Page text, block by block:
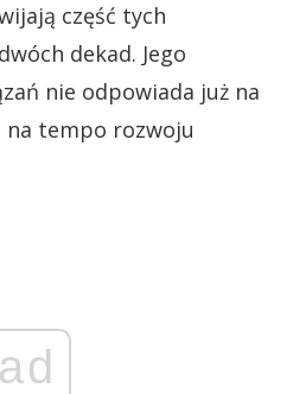
część tych
dekad. Jego
nie odpowiada już na
na tempo rozwoju
ad